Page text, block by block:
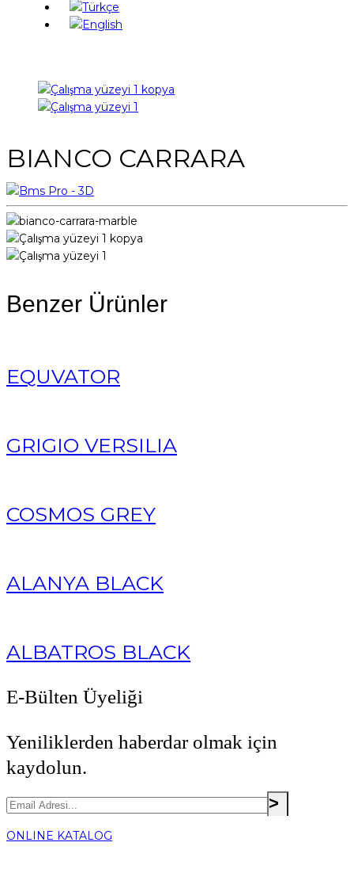
BIANCO CARRARA
Benzer Ürünler
EQUVATOR
GRIGIO VERSILIA
COSMOS GREY
ALANYA BLACK
ALBATROS BLACK
E-Bülten Üyeliği
Yeniliklerden haberdar olmak için
kaydolun.
ONLINE KATALOG